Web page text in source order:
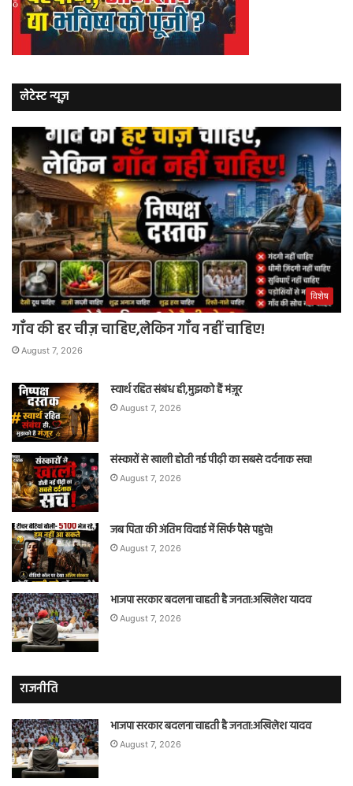
लेटेस्ट न्यूज़
विशेष
गाँव की हर चीज़ चाहिए,लेकिन गाँव नहीं चाहिए!
August 7, 2026
स्वार्थ रहित संबंध ही,मुझको हैं मंज़ूर
August 7, 2026
संस्कारों से खाली होती नई पीढ़ी का सबसे दर्दनाक सच!
August 7, 2026
जब पिता की अंतिम विदाई में सिर्फ पैसे पहुंचे!
August 7, 2026
भाजपा सरकार बदलना चाहती है जनता:अखिलेश यादव
August 7, 2026
राजनीति
भाजपा सरकार बदलना चाहती है जनता:अखिलेश यादव
August 7, 2026